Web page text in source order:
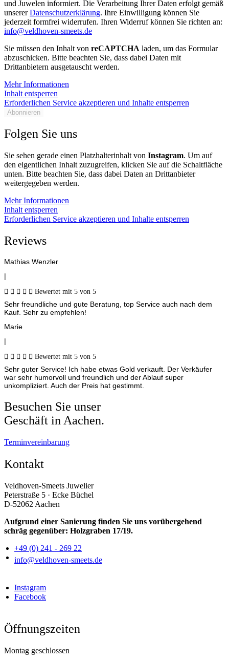
und Juwelen informiert. Die Verarbeitung Ihrer Daten erfolgt gemäß
unsererDatenschutzerklärung. Ihre Einwilligung können Sie
jederzeit formfrei widerrufen. Ihren Widerruf können Sie richten an:
info@veldhoven-smeets.de
Sie müssen den Inhalt von reCAPTCHA laden, um das Formular
abzuschicken. Bitte beachten Sie, dass dabei Daten mit
Drittanbietern ausgetauscht werden.
Mehr Informationen
Inhalt entsperren
Erforderlichen Service akzeptieren und Inhalte entsperren
Abonnieren
Folgen Sie uns
Sie sehen gerade einen Platzhalterinhalt von Instagram. Um auf
den eigentlichen Inhalt zuzugreifen, klicken Sie auf die Schaltfläche
unten. Bitte beachten Sie, dass dabei Daten an Drittanbieter
weitergegeben werden.
Mehr Informationen
Inhalt entsperren
Erforderlichen Service akzeptieren und Inhalte entsperren
Reviews
Mathias Wenzler
|
     Bewertet mit 5 von 5
Sehr freundliche und gute Beratung, top Service auch nach dem
Kauf. Sehr zu empfehlen!
Marie
|
     Bewertet mit 5 von 5
Sehr guter Service! Ich habe etwas Gold verkauft. Der Verkäufer
war sehr humorvoll und freundlich und der Ablauf super
unkompliziert. Auch der Preis hat gestimmt.
Besuchen Sie unser
Geschäft in Aachen.
Terminvereinbarung
Kontakt
Veldhoven-Smeets Juwelier
Peterstraße 5 · Ecke Büchel
D-52062 Aachen
Aufgrund einer Sanierung finden Sie uns vorübergehend
schräg gegenüber: Holzgraben 17/19.
+49 (0) 241 - 269 22
info@veldhoven-smeets.de
Instagram
Facebook
Öffnungszeiten
Montag geschlossen